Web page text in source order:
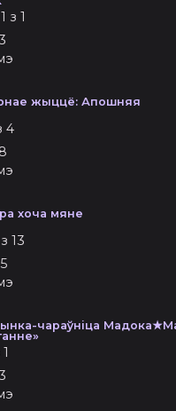
1 з 1
жыццё: Апошняя
4
хоча мяне
13
чараўніца